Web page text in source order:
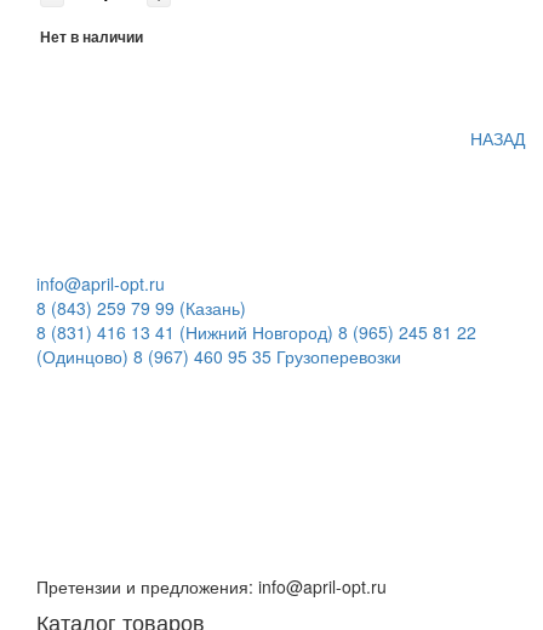
Нет в наличии
НАЗАД
info@april-opt.ru
8 (843) 259 79 99 (Казань)
8 (831) 416 13 41 (Нижний Новгород) 8 (965) 245 81 22
(Одинцово) 8 (967) 460 95 35 Грузоперевозки
Претензии и предложения: info@april-opt.ru
Каталог товаров